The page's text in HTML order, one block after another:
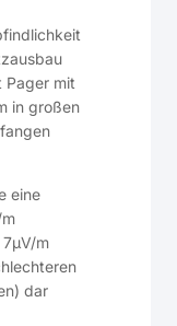
Pager mit
in großen
eine
m
dar